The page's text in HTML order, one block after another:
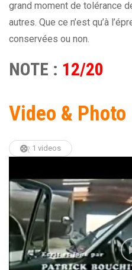
grand moment de tolérance
autres. Que ce n’est qu’à
conservées ou non.
NOTE : 12/20
Video & Photo
1 videos